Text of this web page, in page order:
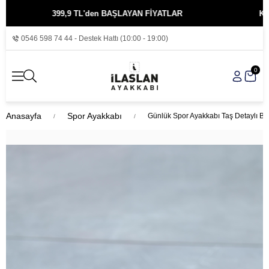
399,9 TL'den BAŞLAYAN FİYATLAR KREDİ
0546 598 74 44 - Destek Hattı (10:00 - 19:00)
0
Anasayfa Spor Ayakkabı Günlük Spor Ayakkabı Taş Detaylı